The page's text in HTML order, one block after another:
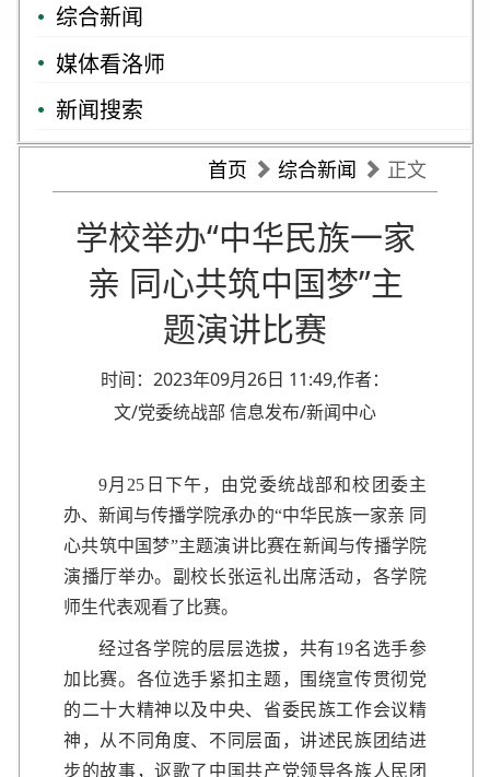
综合新闻
媒体看洛师
新闻搜索
首页 综合新闻 正文
学校举办“中华民族一家
亲 同心共筑中国梦”主
题演讲比赛
时间：2023年09月26日 11:49,作者：
文/党委统战部 信息发布/新闻中心
9月25日下午，由党委统战部和校团委主
办、新闻与传播学院承办的“中华民族一家亲 同
心共筑中国梦”主题演讲比赛在新闻与传播学院
演播厅举办。副校长张运礼出席活动，各学院
师生代表观看了比赛。
经过各学院的层层选拔，共有19名选手参
加比赛。各位选手紧扣主题，围绕宣传贯彻党
的二十大精神以及中央、省委民族工作会议精
神，从不同角度、不同层面，讲述民族团结进
步的故事，讴歌了中国共产党领导各族人民团